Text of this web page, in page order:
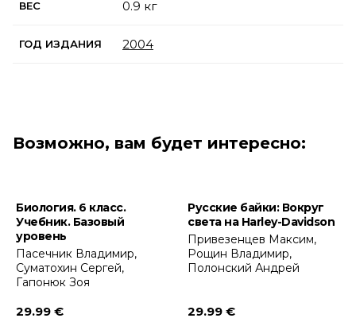
ВЕС 0.9 кг
ГОД ИЗДАНИЯ 2004
Возможно, вам будет интересно:
Биология. 6 класс.
Учебник. Базовый
уровень
Пасечник Владимир,
Суматохин Сергей,
Гапонюк Зоя
29.99 €
Русские байки: Вокруг
света на Harley-Davidson
Привезенцев Максим,
Рощин Владимир,
Полонский Андрей
29.99 €